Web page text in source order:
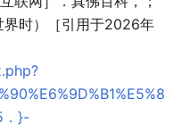
时）［引用于2026年
．}-